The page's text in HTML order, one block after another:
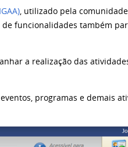
, utilizado pela
funcionalidades também
a realização das
programas e demais